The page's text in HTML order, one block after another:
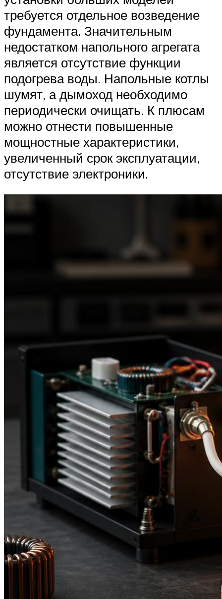
требуется отдельное возведение
фундамента. Значительным
недостатком напольного агрегата
является отсутствие функции
подогрева воды. Напольные котлы
шумят, а дымоход необходимо
периодически очищать. К плюсам
можно отнести повышенные
мощностные характеристики,
увеличенный срок эксплуатации,
отсутствие электроники.